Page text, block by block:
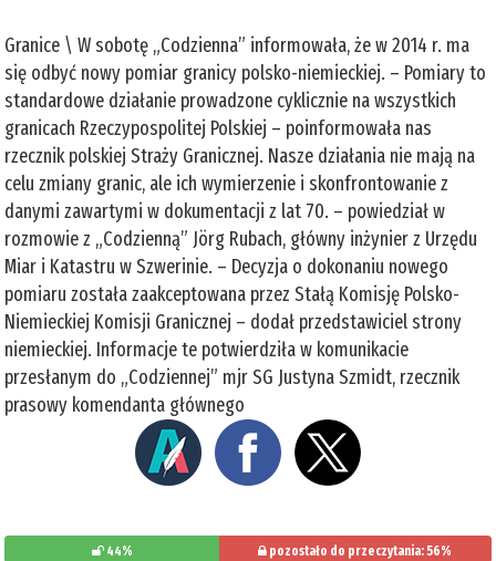
Granice \ W sobotę „Codzienna” informowała, że w 2014 r. ma
się odbyć nowy pomiar granicy polsko-niemieckiej. – Pomiary to
standardowe działanie prowadzone cyklicznie na wszystkich
granicach Rzeczypospolitej Polskiej – poinformowała nas
rzecznik polskiej Straży Granicznej. Nasze działania nie mają na
celu zmiany granic, ale ich wymierzenie i skonfrontowanie z
danymi zawartymi w dokumentacji z lat 70. – powiedział w
rozmowie z „Codzienną” Jörg Rubach, główny inżynier z Urzędu
Miar i Katastru w Szwerinie. – Decyzja o dokonaniu nowego
pomiaru została zaakceptowana przez Stałą Komisję Polsko-
Niemieckiej Komisji Granicznej – dodał przedstawiciel strony
niemieckiej. Informacje te potwierdziła w komunikacie
przesłanym do „Codziennej” mjr SG Justyna Szmidt, rzecznik
prasowy komendanta głównego
44% pozostało do przeczytania: 56%